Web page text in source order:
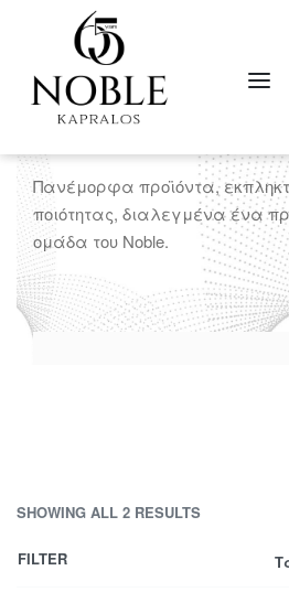
ΠΟΡΤΟΚΑΛΙ
Πανέμορφα προϊόντα,
ποιότητας, διαλεγμένα ένα
ομάδα του Noble.
SHOWING ALL 2 RESULTS
FILTER